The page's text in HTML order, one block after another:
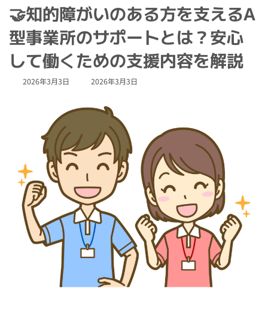
🤝知的障がいのある方を支えるA
型事業所のサポートとは？安心
して働くための支援内容を解説
2026年3月3日
最
新
時
:
2026年3月3日